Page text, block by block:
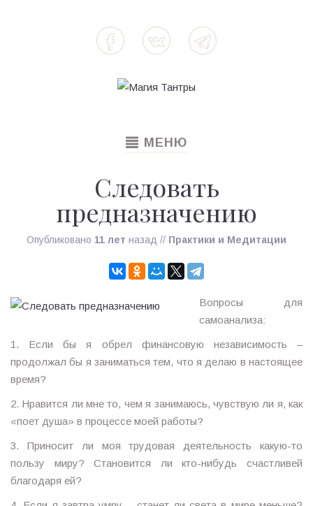
TOGGLE
МЕНЮ
Следовать
предназначению
Опубликовано 11 лет назад // Практики и Медитации
Вопросы для
самоанализа:
1. Если бы я обрел финансовую независимость –
продолжал бы я заниматься тем, что я делаю в настоящее
время?
2. Нравится ли мне то, чем я занимаюсь, чувствую ли я, как
«поет душа» в процессе моей работы?
3. Приносит ли моя трудовая деятельность какую-то
пользу миру? Становится ли кто-нибудь счастливей
благодаря ей?